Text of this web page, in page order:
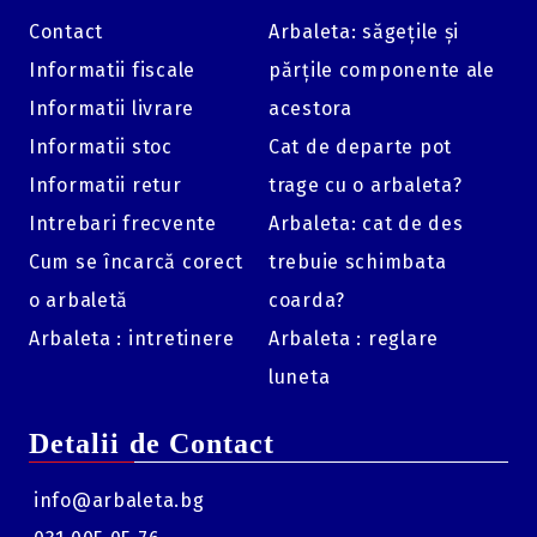
Model:Easton BTV Crossbow Vanes.
Lungime:
Formă:Boat-tail (aerodinamică).
Caracteristică:
Ultra-stiff (rigiditate ridicată).
Cantitate: Pachet de 100 bucăți (100/PK) .
Contact
Informatii fiscale
Informatii livrare
Informatii stoc
Informatii retur
Intrebari frecvente
Cum se încarcă corect
o arbaletă
Arbaleta : intretinere
Arbaleta: săgețile și
părțile componente ale
acestora
Cat de departe pot
trage cu o arbaleta?
Arbaleta: cat de des
trebuie schimbata
coarda?
Arbaleta : reglare
luneta
Detalii de Contact
info@arbaleta.bg